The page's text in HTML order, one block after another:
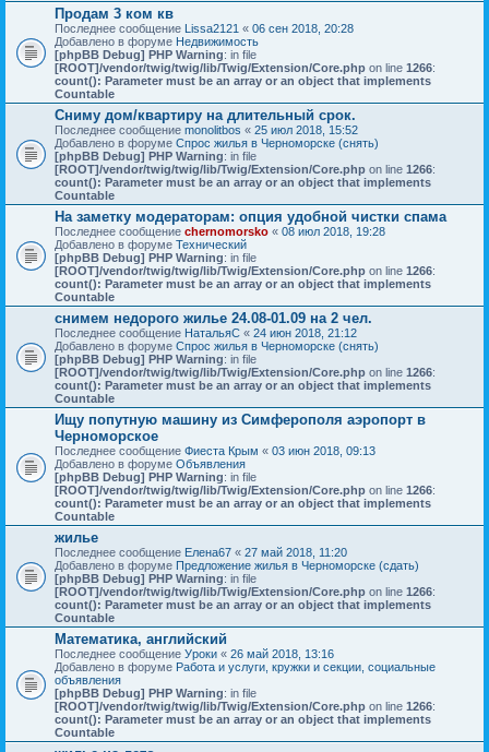
Продам 3 ком кв
Последнее сообщение Lissa2121 « 06 сен 2018, 20:28
Добавлено в форуме Недвижимость
[phpBB Debug] PHP Warning: in file
[ROOT]/vendor/twig/twig/lib/Twig/Extension/Core.php on line 1266:
count(): Parameter must be an array or an object that implements
Countable
Сниму дом/квартиру на длительный срок.
Последнее сообщение monolitbos « 25 июл 2018, 15:52
Добавлено в форуме Спрос жилья в Черноморске (снять)
[phpBB Debug] PHP Warning: in file
[ROOT]/vendor/twig/twig/lib/Twig/Extension/Core.php on line 1266:
count(): Parameter must be an array or an object that implements
Countable
На заметку модераторам: опция удобной чистки спама
Последнее сообщение chernomorsko « 08 июл 2018, 19:28
Добавлено в форуме Технический
[phpBB Debug] PHP Warning: in file
[ROOT]/vendor/twig/twig/lib/Twig/Extension/Core.php on line 1266:
count(): Parameter must be an array or an object that implements
Countable
снимем недорого жилье 24.08-01.09 на 2 чел.
Последнее сообщение НатальяС « 24 июн 2018, 21:12
Добавлено в форуме Спрос жилья в Черноморске (снять)
[phpBB Debug] PHP Warning: in file
[ROOT]/vendor/twig/twig/lib/Twig/Extension/Core.php on line 1266:
count(): Parameter must be an array or an object that implements
Countable
Ищу попутную машину из Симферополя аэропорт в
Черноморское
Последнее сообщение Фиеста Крым « 03 июн 2018, 09:13
Добавлено в форуме Объявления
[phpBB Debug] PHP Warning: in file
[ROOT]/vendor/twig/twig/lib/Twig/Extension/Core.php on line 1266:
count(): Parameter must be an array or an object that implements
Countable
жилье
Последнее сообщение Елена67 « 27 май 2018, 11:20
Добавлено в форуме Предложение жилья в Черноморске (сдать)
[phpBB Debug] PHP Warning: in file
[ROOT]/vendor/twig/twig/lib/Twig/Extension/Core.php on line 1266:
count(): Parameter must be an array or an object that implements
Countable
Математика, английский
Последнее сообщение Уроки « 26 май 2018, 13:16
Добавлено в форуме Работа и услуги, кружки и секции, социальные
объявления
[phpBB Debug] PHP Warning: in file
[ROOT]/vendor/twig/twig/lib/Twig/Extension/Core.php on line 1266:
count(): Parameter must be an array or an object that implements
Countable